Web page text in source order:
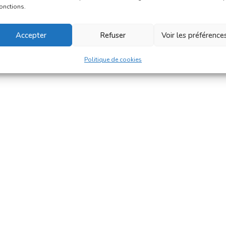
Accepter Refuser Voir les
Politique de cookies